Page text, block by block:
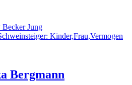
Jung
Kinder,Frau,Vermogen
Bergmann